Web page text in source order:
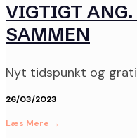
VIGTIGT ANG.
SAMMEN
Nyt tidspunkt og
26/03/2023
Læs Mere →